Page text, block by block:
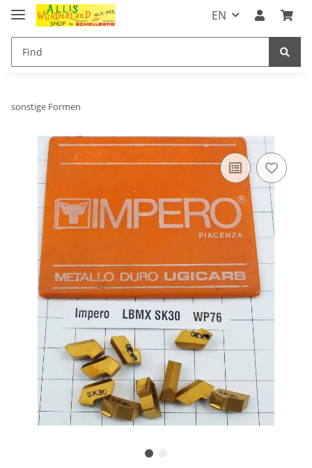
EN
sonstige Formen